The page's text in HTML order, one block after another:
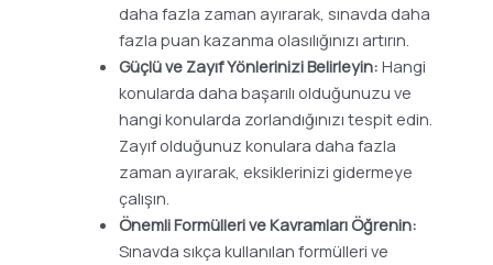
daha fazla zaman ayırarak, sınavda daha
fazla puan kazanma olasılığınızı artırın.
Güçlü ve Zayıf Yönlerinizi Belirleyin: Hangi
konularda daha başarılı olduğunuzu ve
hangi konularda zorlandığınızı tespit edin.
Zayıf olduğunuz konulara daha fazla
zaman ayırarak, eksiklerinizi gidermeye
çalışın.
Önemli Formülleri ve Kavramları Öğrenin:
Sınavda sıkça kullanılan formülleri ve